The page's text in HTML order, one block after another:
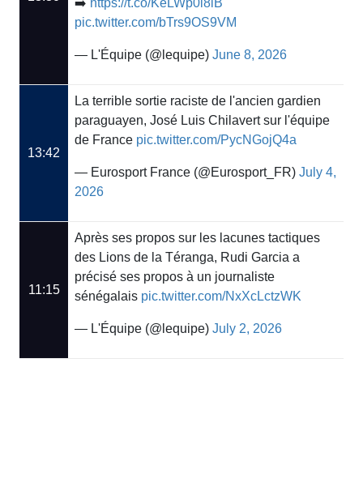
➡️ https://t.co/KeLWp0l8iB
pic.twitter.com/bTrs9OS9VM
— L'Équipe (@lequipe) June 8, 2026
13:42
La terrible sortie raciste de l'ancien gardien
paraguayen, José Luis Chilavert sur l'équipe
de France pic.twitter.com/PycNGojQ4a
— Eurosport France (@Eurosport_FR) July 4,
2026
11:15
Après ses propos sur les lacunes tactiques
des Lions de la Téranga, Rudi Garcia a
précisé ses propos à un journaliste
sénégalais pic.twitter.com/NxXcLctzWK
— L'Équipe (@lequipe) July 2, 2026